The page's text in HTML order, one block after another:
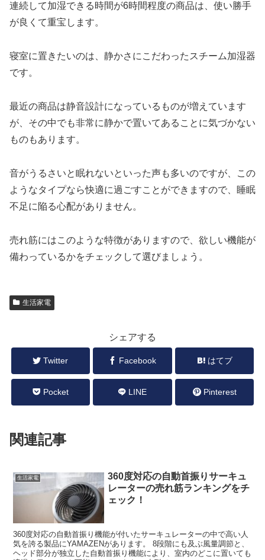
連続して加湿できる時間が6時間程度の商品は、使い勝手
が良くて重宝します。
寝室に置きたいのは、静かさにこだわったスチーム加湿器
です。
最近の商品は静音設計になっているものが増えています
が、その中でも非常に静かで置いてあることに気づかない
ものもあります。
音がうるさいと眠れないといった声も多いのですが、この
ようなタイプなら快適に過ごすことができますので、睡眠
不足に陥る心配がありません。
売れ筋にはこのような特徴がありますので、欲しい機能が
備わっているかをチェックして選びましょう。
生活家電
シェアする
Twitter Facebook はてブ
Pocket LINE Pinterest
関連記事
生活家電
360度対応の自動首振りサーキュ
レーターの売れ筋ランキングをチ
ェック！
360度対応の自動首振り機能が付いたサーキュレーターの中で高い人
気を誇る製品にYAMAZENがあります。 8段階にも及ぶ風量調節と、
ヘッド部分が独立した自動首振り機能により、室内のどこに置いても